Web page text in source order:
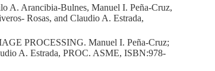
Arancibia-Bulnes, Manuel I. Peña-Cruz,
Rosas, and Claudio A. Estrada,
PROCESSING. Manuel I. Peña-Cruz;
A. Estrada, PROC. ASME, ISBN:978-